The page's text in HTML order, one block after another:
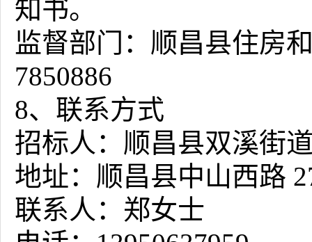
知书。
监督部门：顺昌县住房
7850886
8、联系方式
招标人：顺昌县双溪街
地址：顺昌县中山西路
联系人：郑女士